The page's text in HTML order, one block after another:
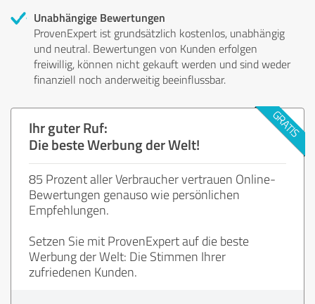
Unabhängige Bewertungen
ProvenExpert ist grundsätzlich kostenlos, unabhängig
und neutral. Bewertungen von Kunden erfolgen
freiwillig, können nicht gekauft werden und sind weder
finanziell noch anderweitig beeinflussbar.
Ihr guter Ruf:
Die beste Werbung der Welt!
85 Prozent aller Verbraucher vertrauen Online-
Bewertungen genauso wie persönlichen
Empfehlungen.
Setzen Sie mit ProvenExpert auf die beste
Werbung der Welt: Die Stimmen Ihrer
zufriedenen Kunden.